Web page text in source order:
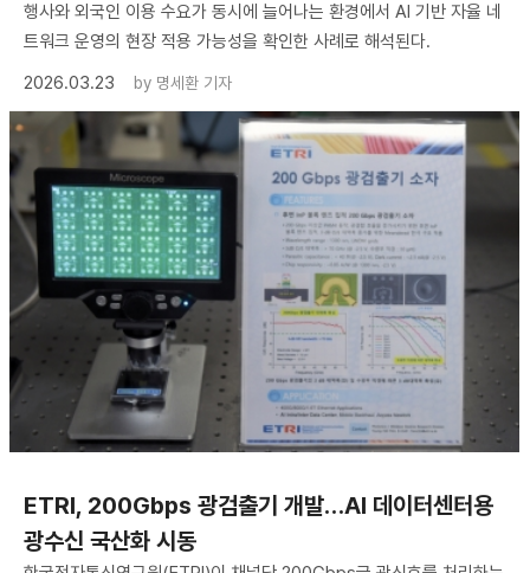
행사와 외국인 이용 수요가 동시에 늘어나는 환경에서 AI 기반 자율 네
트워크 운영의 현장 적용 가능성을 확인한 사례로 해석된다.
2026.03.23
by 명세환 기자
ETRI, 200Gbps 광검출기 개발…AI 데이터센터용
광수신 국산화 시동